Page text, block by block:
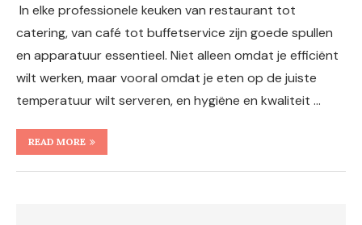
In elke professionele keuken van restaurant tot
catering, van café tot buffetservice zijn goede spullen
en apparatuur essentieel. Niet alleen omdat je efficiënt
wilt werken, maar vooral omdat je eten op de juiste
temperatuur wilt serveren, en hygiëne en kwaliteit …
READ MORE